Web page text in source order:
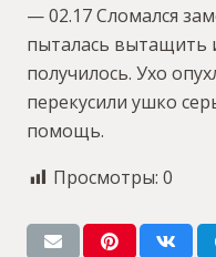
— 02.17 Сломался
пыталась вытащить
получилось. Ухо
перекусили ушко
помощь.
Просмотры: 0